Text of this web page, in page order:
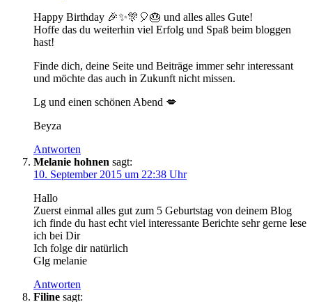
Happy Birthday 🎉✨🎊🎈🎂 und alles alles Gute!
Hoffe das du weiterhin viel Erfolg und Spaß beim bloggen
hast!
Finde dich, deine Seite und Beiträge immer sehr interessant
und möchte das auch in Zukunft nicht missen.
Lg und einen schönen Abend 💋
Beyza
Antworten
Melanie hohnen sagt:
10. September 2015 um 22:38 Uhr
Hallo
Zuerst einmal alles gut zum 5 Geburtstag von deinem Blog
ich finde du hast echt viel interessante Berichte sehr gerne lese
ich bei Dir
Ich folge dir natürlich
Glg melanie
Antworten
Filine sagt: